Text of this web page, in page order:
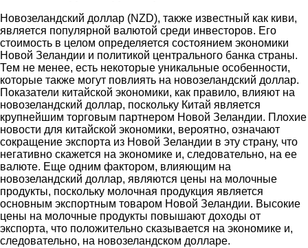
Новозеландский доллар (NZD), также известный как киви,
является популярной валютой среди инвесторов. Его
стоимость в целом определяется состоянием экономики
Новой Зеландии и политикой центрального банка страны.
Тем не менее, есть некоторые уникальные особенности,
которые также могут повлиять на новозеландский доллар.
Показатели китайской экономики, как правило, влияют на
новозеландский доллар, поскольку Китай является
крупнейшим торговым партнером Новой Зеландии. Плохие
новости для китайской экономики, вероятно, означают
сокращение экспорта из Новой Зеландии в эту страну, что
негативно скажется на экономике и, следовательно, на ее
валюте. Еще одним фактором, влияющим на
новозеландский доллар, являются цены на молочные
продукты, поскольку молочная продукция является
основным экспортным товаром Новой Зеландии. Высокие
цены на молочные продукты повышают доходы от
экспорта, что положительно сказывается на экономике и,
следовательно, на новозеландском долларе.